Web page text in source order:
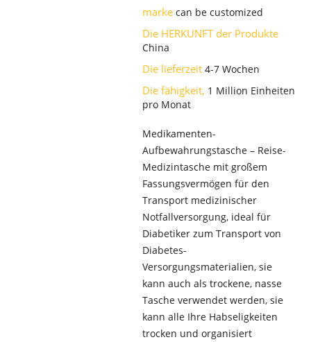
marke can be customized
Die HERKUNFT der Produkte
China
Die lieferzeit 4-7 Wochen
Die fähigkeit, 1 Million Einheiten
pro Monat
Medikamenten-
Aufbewahrungstasche – Reise-
Medizintasche mit großem
Fassungsvermögen für den
Transport medizinischer
Notfallversorgung, ideal für
Diabetiker zum Transport von
Diabetes-
Versorgungsmaterialien, sie
kann auch als trockene, nasse
Tasche verwendet werden, sie
kann alle Ihre Habseligkeiten
trocken und organisiert